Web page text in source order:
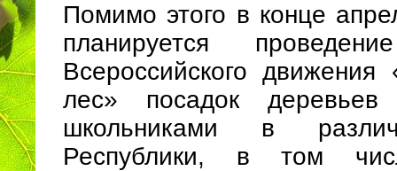
Помимо этого в конце
планируется
Всероссийского
лес» посадок
школьниками в
Республики, в том